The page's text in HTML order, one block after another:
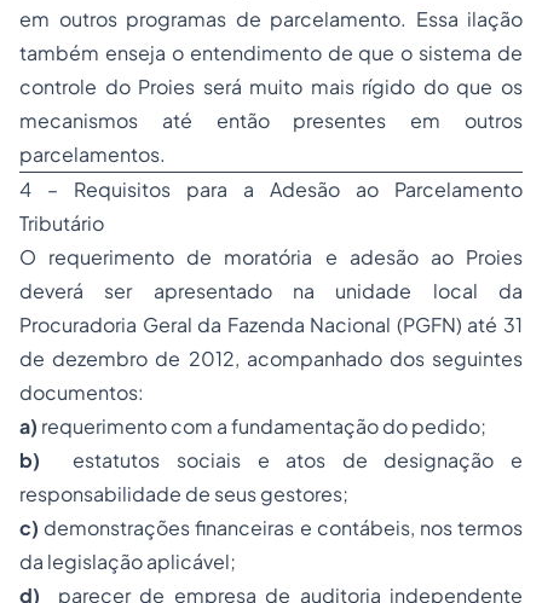
em outros programas de parcelamento. Essa ilação
também enseja o entendimento de que o sistema de
controle do Proies será muito mais rígido do que os
mecanismos até então presentes em outros
parcelamentos.
4 – Requisitos para a Adesão ao Parcelamento
Tributário
O requerimento de moratória e adesão ao Proies
deverá ser apresentado na unidade local da
Procuradoria Geral da Fazenda Nacional (PGFN) até 31
de dezembro de 2012, acompanhado dos seguintes
documentos:
a) requerimento com a fundamentação do pedido;
b) estatutos sociais e atos de designação e
responsabilidade de seus gestores;
c) demonstrações financeiras e contábeis, nos termos
da legislação aplicável;
d) parecer de empresa de auditoria independente